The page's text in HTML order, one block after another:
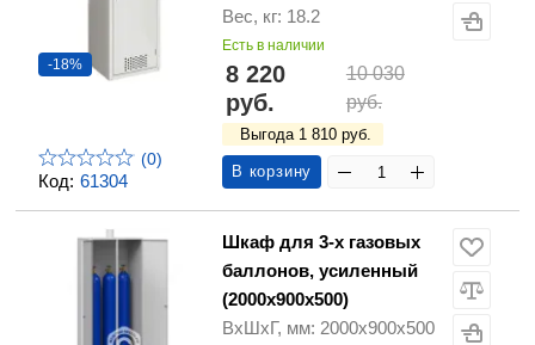
Код: 61304
-18%
(0)
Вес, кг: 18.2
Есть в наличии
8 220
руб.
10 030
руб.
Выгода 1 810 руб.
В корзину
Шкаф для 3-х газовых
баллонов, усиленный
(2000х900х500)
ВхШхГ, мм: 2000х900х500